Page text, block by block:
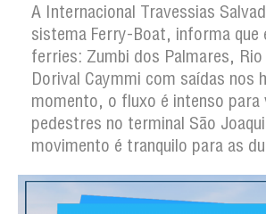
A Internacional Travessias
sistema Ferry-Boat, informa que
ferries: Zumbi dos Palmares,
Dorival Caymmi com saídas nos
momento, o fluxo é intenso para
pedestres no terminal São
movimento é tranquilo para as